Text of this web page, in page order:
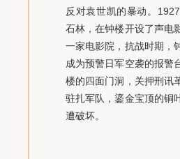
反对袁世凯的暴动。
石林，在钟楼开设了声电
一家电影院，抗战时期，
成为预警日军空袭的报警
楼的四面门洞，关押刑讯
驻扎军队，鎏金宝顶的铜
遭破坏。